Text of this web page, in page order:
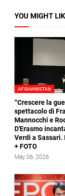
YOU MIGHT
AFGHANISTAN
“Crescere la
spettacolo di
Mannocchi e
D'Erasmo
Verdi a Sassari.
+ FOTO
May 06, 2026